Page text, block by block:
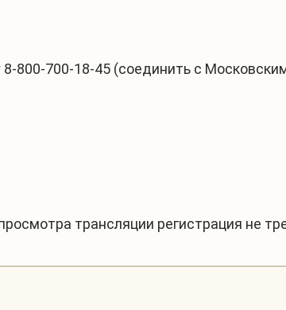
800-700-18-45 (соединить с
трансляции регистрация не